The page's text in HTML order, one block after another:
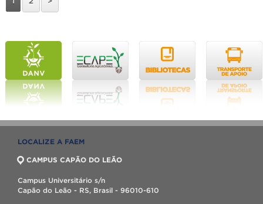
LOCALIZE A FAEM
CAMPUS CAPÃO DO LEÃO
Campus Universitário s/n
Capão do Leão - RS, Brasil - 96010-610